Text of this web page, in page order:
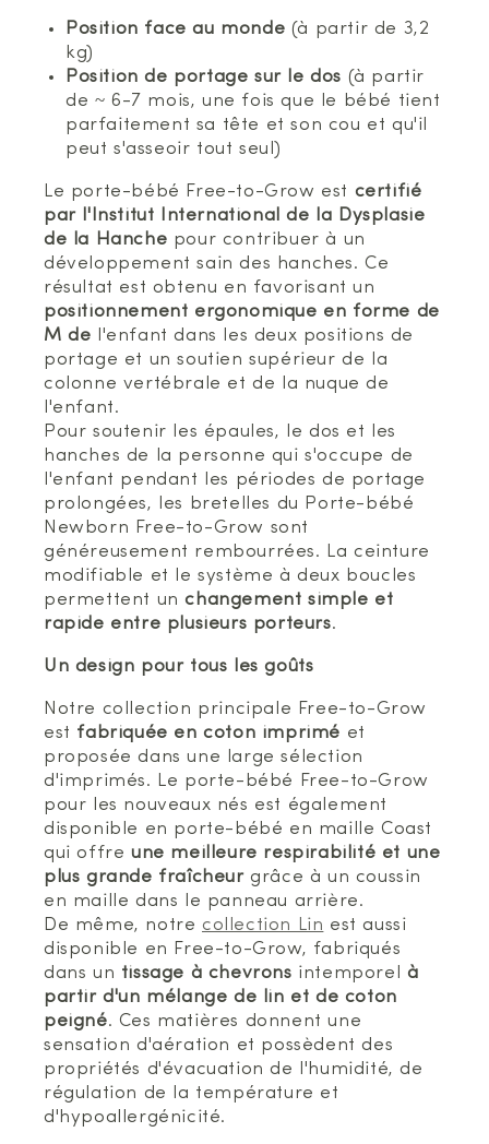
Position face au monde (à partir de 3,2
kg)
Position de portage sur le dos (à partir
de ~ 6-7 mois, une fois que le bébé tient
parfaitement sa tête et son cou et qu'il
peut s'asseoir tout seul)
Le porte-bébé Free-to-Grow est certifié
par l'Institut International de la Dysplasie
de la Hanche pour contribuer à un
développement sain des hanches. Ce
résultat est obtenu en favorisant un
positionnement ergonomique en forme de
M de l'enfant dans les deux positions de
portage et un soutien supérieur de la
colonne vertébrale et de la nuque de
l'enfant.
Pour soutenir les épaules, le dos et les
hanches de la personne qui s'occupe de
l'enfant pendant les périodes de portage
prolongées, les bretelles du Porte-bébé
Newborn Free-to-Grow sont
généreusement rembourrées. La ceinture
modifiable et le système à deux boucles
permettent unchangement simple et
rapide entre plusieurs porteurs.
Un design pour tous les goûts
Notre collection principale Free-to-Grow
est fabriquée en coton imprimé et
proposée dans une large sélection
d'imprimés. Le porte-bébé Free-to-Grow
pour les nouveaux nés est également
disponible en porte-bébé en maille Coast
qui offre une meilleure respirabilité et une
plus grande fraîcheurgrâce à un coussin
en maille dans le panneau arrière.
De même, notre collection Lin est aussi
disponible en Free-to-Grow, fabriqués
dans un tissage à chevrons intemporel à
partir d'un mélange de lin et de coton
peigné. Ces matières donnent une
sensation d'aération et possèdent des
propriétés d'évacuation de l'humidité, de
régulation de la température et
d'hypoallergénicité.